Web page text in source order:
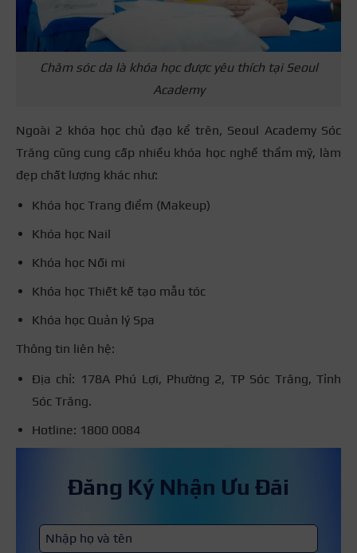
Chăm sóc da là khóa học được yêu thích tại Seoul
Academy
Ngoài 2 khóa học chủ đạo kể trên, Seoul Academy Sóc
Trăng cũng cung cấp nhiều khóa học nghề thẩm mỹ, làm
đẹp chất lượng khác như:
Khóa học Trang điểm (Makeup)
Khóa học Nail
Khóa học Nối mi
Khóa học Thiết kế tạo mẫu tóc
Khóa học Quản lý Spa
Thông tin liên hệ:
Địa chỉ: 178A Phú Lợi, Phường 2, TP Sóc Trăng, Tỉnh
Sóc Trăng.
Hotline: 1800 0084
Đăng Ký Nhận Ưu Đãi